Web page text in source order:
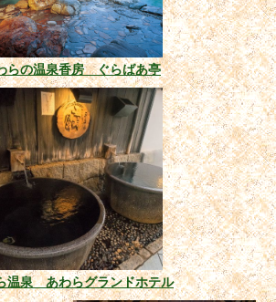
らの温泉香房 ぐらばあ亭
温泉 あわらグランドホテル